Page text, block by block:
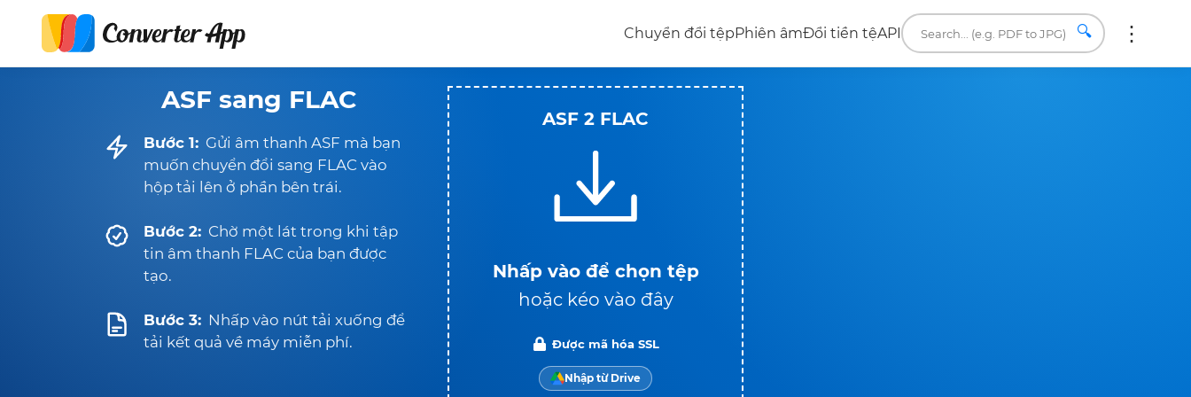
Chuyển đổi tệpPhiên âmĐổi tiền tệAPI 🔍
ASF sang FLAC
Bước 1: Gửi âm thanh ASF mà bạn
muốn chuyển đổi sang FLAC vào
hộp tải lên ở phần bên trái.
Bước 2: Chờ một lát trong khi tập
tin âm thanh FLAC của bạn được
tạo.
Bước 3: Nhấp vào nút tải xuống để
tải kết quả về máy miễn phí.
ASF 2 FLAC
Nhấp vào để chọn tệp
hoặc kéo vào đây
Được mã hóa SSL
Nhập từ Drive